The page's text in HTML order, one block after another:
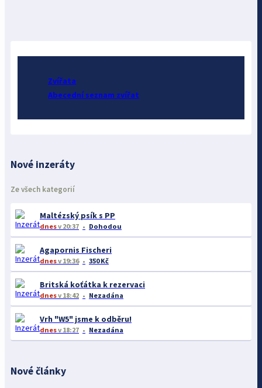
Zvířata
Abecední seznam zvířat
Nové inzeráty
Ze všech kategorií
Maltézský psík s PP
dnesv 20:37 Dohodou
Agapornis Fischeri
dnesv 19:36 350 Kč
Britská koťátka k rezervaci
dnesv 18:42 Nezadána
Vrh "W5" jsme k odběru!
dnesv 18:27 Nezadána
Nové články